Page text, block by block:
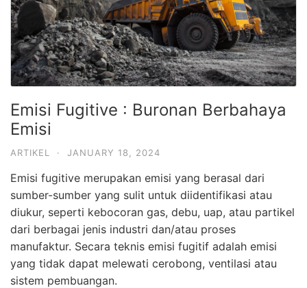
Emisi Fugitive : Buronan Berbahaya
Emisi
ARTIKEL · JANUARY 18, 2024
Emisi fugitive merupakan emisi yang berasal dari
sumber-sumber yang sulit untuk diidentifikasi atau
diukur, seperti kebocoran gas, debu, uap, atau partikel
dari berbagai jenis industri dan/atau proses
manufaktur. Secara teknis emisi fugitif adalah emisi
yang tidak dapat melewati cerobong, ventilasi atau
sistem pembuangan.